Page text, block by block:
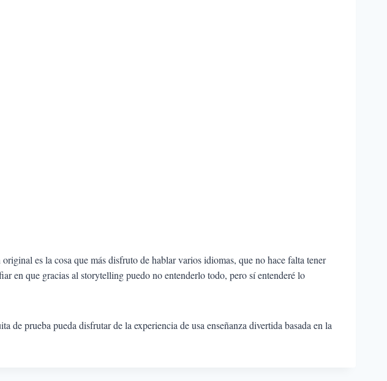
es la cosa que más disfruto de hablar varios idiomas, que no hace falta tener
en que gracias al storytelling puedo no entenderlo todo, pero sí entenderé lo
de prueba pueda disfrutar de la experiencia de usa enseñanza divertida basada en la